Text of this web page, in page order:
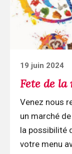
musique
de
Mareuil
Posted
on
19 juin 2024
Fete de
Venez nous
un marché
la possibilité
votre menu